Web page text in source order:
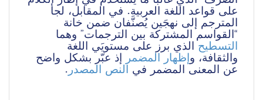
“القواسم المشتركة بين الترجمات” وهما
التسطيح
والثقافة، وإظهار المضمر
عن المعنى المضمر في النص المصدر.